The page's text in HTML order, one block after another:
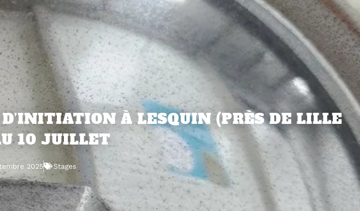
À LESQUIN (PRÈS DE LILLE
10 JUILLET
2025 Stages